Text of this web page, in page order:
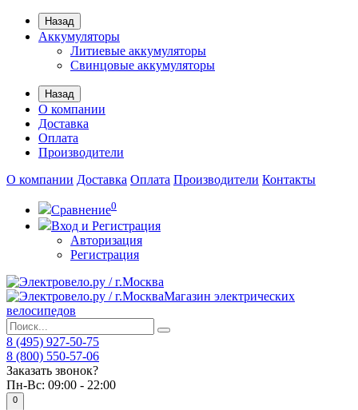
Назад
Аккумуляторы
Литиевые аккумуляторы
Свинцовые аккумуляторы
Назад
О компании
Доставка
Оплата
Производители
О компании Доставка Оплата Производители Контакты
Сравнение0
Вход и Регистрация
Авторизация
Регистрация
Магазин электрических
велосипедов
8 (495) 927-50-75
8 (800) 550-57-06
Заказать звонок?
Пн-Вс: 09:00 - 22:00
0